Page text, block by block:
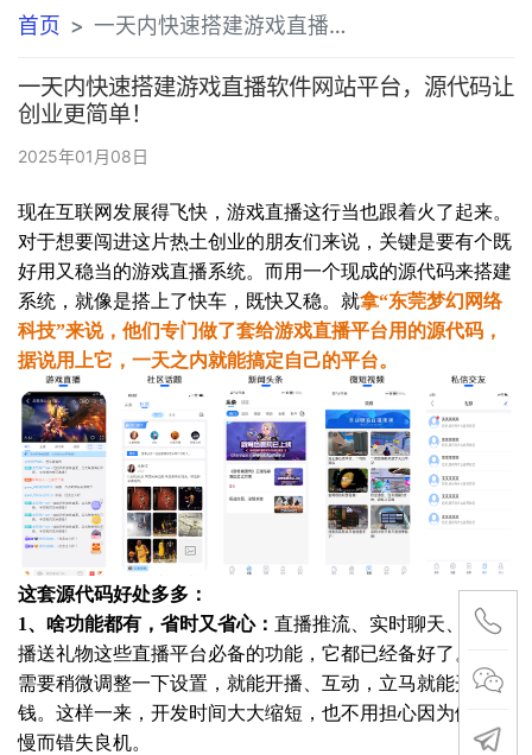
首页 一天内快速搭建游戏直播软件网站平台，源代码让创业更简单！方案
一天内快速搭建游戏直播软件网站平台，源代码让
创业更简单！
2025年01月08日
现在互联网发展得飞快，游戏直播这行当也跟着火了起来。
对于想要闯进这片热土创业的朋友们来说，关键是要有个既
好用又稳当的游戏直播系统。而用一个现成的源代码来搭建
系统，就像是搭上了快车，既快又稳。就拿“东莞梦幻网络
科技”来说，他们专门做了套给游戏直播平台用的源代码，
据说用上它，一天之内就能搞定自己的平台。
这套源代码好处多多：
1、啥功能都有，省时又省心： 直播推流、实时聊天、给主
播送礼物这些直播平台必备的功能，它都已经备好了。你只
需要稍微调整一下设置，就能开播、互动，立马就能开始赚
钱。这样一来，开发时间大大缩短，也不用担心因为做得太
慢而错失良机。